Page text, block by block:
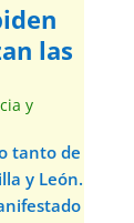
las
y
tanto de
y León.